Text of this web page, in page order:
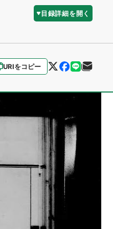
目録詳細を開く
URIをコピー